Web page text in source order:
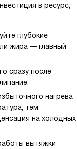
в ресурс,
глубокие
жира — главный
сразу после
нагрева
тем
на холодных
вытяжки